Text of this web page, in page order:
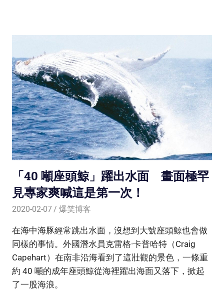
「40 噸座頭鯨」躍出水面 畫面極罕
見專家爽喊這是第一次！
2020-02-07 爆笑博客
在海中海豚經常跳出水面，沒想到大號座頭鯨也會做
同樣的事情。外國潛水員克雷格·卡普哈特（Craig
Capehart）在南非沿海看到了這壯觀的景色，一條重
約 40 噸的成年座頭鯨從海裡躍出海面又落下，掀起
了一股海浪。